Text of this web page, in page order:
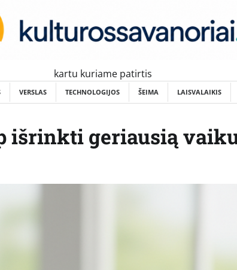
kartu kuriame patirtis
VERSLAS TECHNOLOGIJOS ŠEIMA LAISVALAIKIS
išrinkti geriausią